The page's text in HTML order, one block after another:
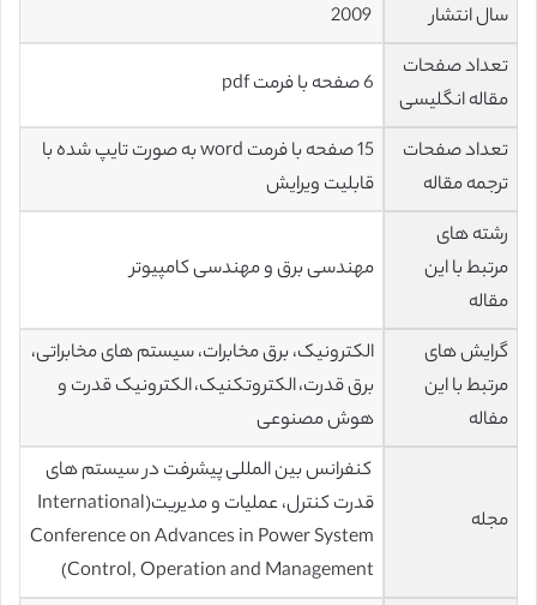
سال انتشار
تعداد صفحات
مقاله انگلیسی
6 صفحه با فرمت pdf
تعداد صفحات
ترجمه مقاله
15 صفحه با فرمت word به صورت تایپ شده با
قابلیت ویرایش
رشته های
مرتبط با این
مقاله
مهندسی برق و مهندسی کامپیوتر
گرایش های
مرتبط با این
مفاله
الکترونیک، برق مخابرات، سیستم های مخابراتی،
برق قدرت، الکتروتکنیک، الکترونیک قدرت و
هوش مصنوعی
مجله
کنفرانس بین المللی پیشرفت در سیستم های
قدرت کنترل، عملیات و مدیریت(International
Conference on Advances in Power System
Control, Operation and Management)